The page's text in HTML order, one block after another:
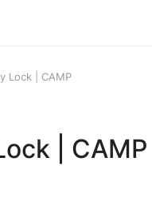
Lock | CAMP
| CAMP